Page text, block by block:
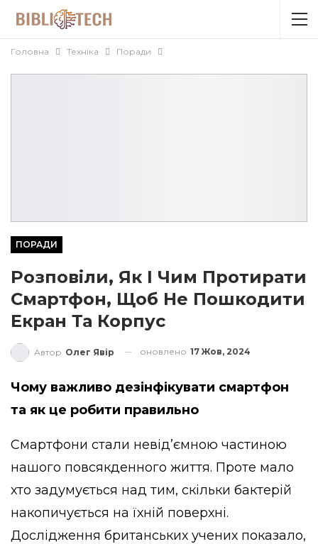
Головна Техніка Поради
ПОРАДИ
Розповіли, Як І Чим Протирати
Смартфон, Щоб Не Пошкодити
Екран Та Корпус
Автор Олег Явір оновлено 17 Жов, 2024
Чому важливо дезінфікувати смартфон
та як це робити правильно
Смартфони стали невід’ємною частиною
нашого повсякденного життя. Проте мало
хто задумується над тим, скільки бактерій
накопичується на їхній поверхні.
Дослідження британських учених показало,